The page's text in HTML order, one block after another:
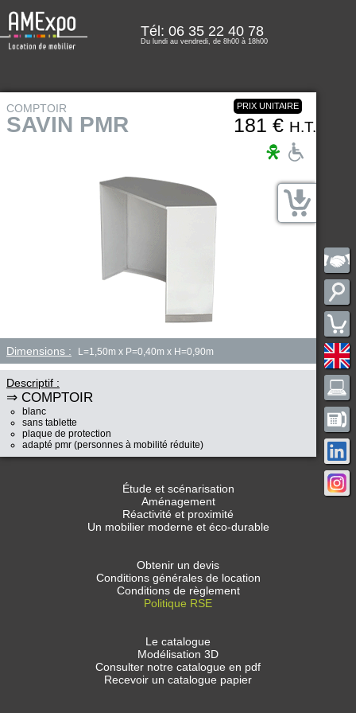
Tél: 06 35 22 40 78
Du lundi au vendredi, de 8h00 à 18h00
COMPTOIR
SAVIN PMR
PRIX UNITAIRE
181 € H.T.
Dimensions : L=1,50m x P=0,40m x H=0,90m
Descriptif :
⇒ COMPTOIR
blanc
sans tablette
plaque de protection
adapté pmr (personnes à mobilité réduite)
Étude et scénarisation
Aménagement
Réactivité et proximité
Un mobilier moderne et éco-durable
Obtenir un devis
Conditions générales de location
Conditions de règlement
Politique RSE
Le catalogue
Modélisation 3D
Consulter notre catalogue en pdf
Recevoir un catalogue papier